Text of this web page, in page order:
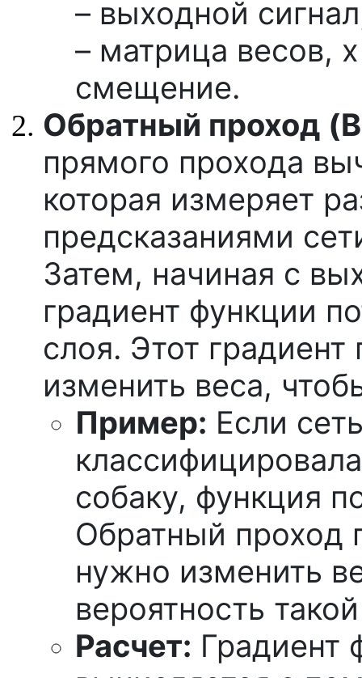
– выходной
– матрица весов,
смещение.
Обратный проход
прямого прохода
которая измеряет
предсказаниями
Затем, начиная с
градиент функции
слоя. Этот
изменить веса,
Пример: Если
собаку, функция
Обратный проход
нужно изменить
вероятность
Расчет: Градиент